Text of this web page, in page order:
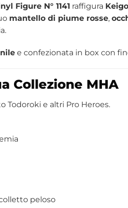
Figure N° 1141 raffigura
mantello di piume rosse,
e confezionata in box con
Collezione MHA
Todoroki e altri Pro Heroes.
peloso